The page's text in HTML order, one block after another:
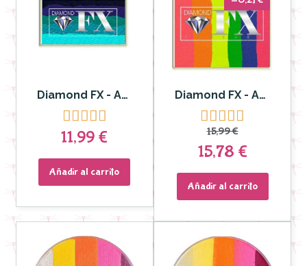
Diamond FX - Aquacolor Split Cake calm ocean para Rostro y Cuerpo

11,99 €
Añadir al carrito
Diamond FX - Aquacolor Split Cake para Rostro y Cuerpo 50gr Color Splash DFXRS50-24

15,99 €
15,78 €
Añadir al carrito